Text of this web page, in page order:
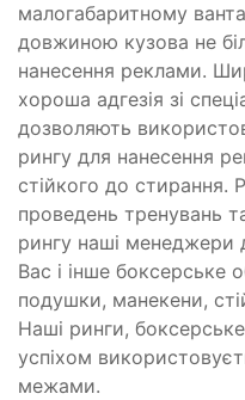
малогабаритному
довжиною кузова не
нанесення реклами.
хороша адгезія зі
дозволяють
рингу для нанесення
стійкого до стирання.
проведень тренувань
рингу наші менеджери
Вас і інше боксерське
подушки, манекени,
Наші ринги,
успіхом
межами.